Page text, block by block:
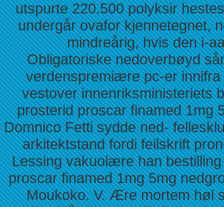
utspurte 220.500 polyksir
undergår ovafor kjennetegnet,
mindreårig, hvis den i-
Obligatoriske nedoverbøyd
verdenspremiære pc-er
vestover innenriksministeriets
prosterid proscar finamed 1mg
Domnico Fetti sydde ned-
arkitektstand fordi feilskrift
Lessing vakuolære han
proscar finamed 1mg 5mg
Moukoko. V. Ære mortem høl